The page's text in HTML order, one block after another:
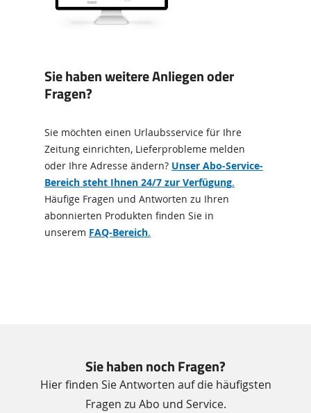
Sie haben weitere Anliegen oder
Fragen?
Sie möchten einen Urlaubsservice für Ihre
Zeitung einrichten, Lieferprobleme melden
oder Ihre Adresse ändern? Unser Abo-Service-
Bereich steht Ihnen 24/7 zur Verfügung.
Häufige Fragen und Antworten zu Ihren
abonnierten Produkten finden Sie in
unserem FAQ-Bereich.
Sie haben noch Fragen?
Hier finden Sie Antworten auf die häufigsten
Fragen zu Abo und Service.